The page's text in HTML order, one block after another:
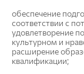
обеспечение
соответствии с
удовлетворение
культурном и
расширение
квалификации;